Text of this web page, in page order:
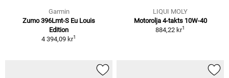
Garmin
Zumo 396Lmt-S Eu Louis
Edition
4 394,09 kr1
LIQUI MOLY
Motorolja 4-takts 10W-40
884,22 kr1